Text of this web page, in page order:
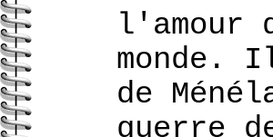
l'amour
monde.
de
guerre